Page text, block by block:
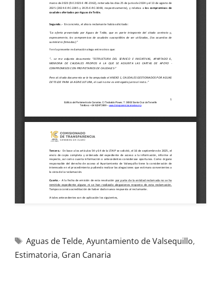
Aguas de Telde, Ayuntamiento de Valsequillo,
Estimatoria, Gran Canaria